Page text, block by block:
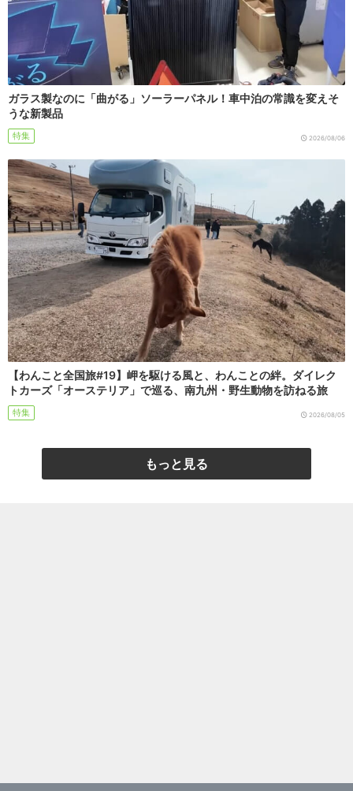
ガラス製なのに「曲がる」ソーラーパネル！車中泊の常識を変えそ
うな新製品
特集 2026/08/06
【わんこと全国旅#19】岬を駆ける風と、わんことの絆。ダイレク
トカーズ「オーステリア」で巡る、南九州・野生動物を訪ねる旅
特集 2026/08/05
もっと見る